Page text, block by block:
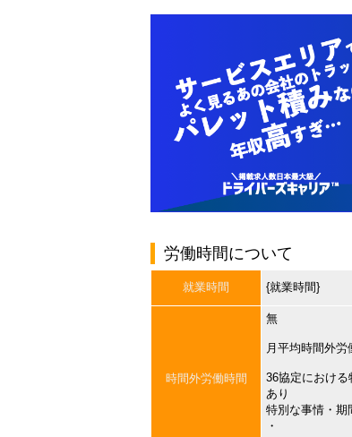
労働時間について
就業時間 {就業時間}
時間外労働時間
無
月平均時間外労
36協定における
あり
特別な事情・期
・